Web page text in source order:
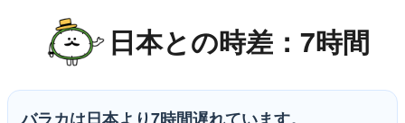
日本との時差：7時間
バラカは日本より7時間遅れています。